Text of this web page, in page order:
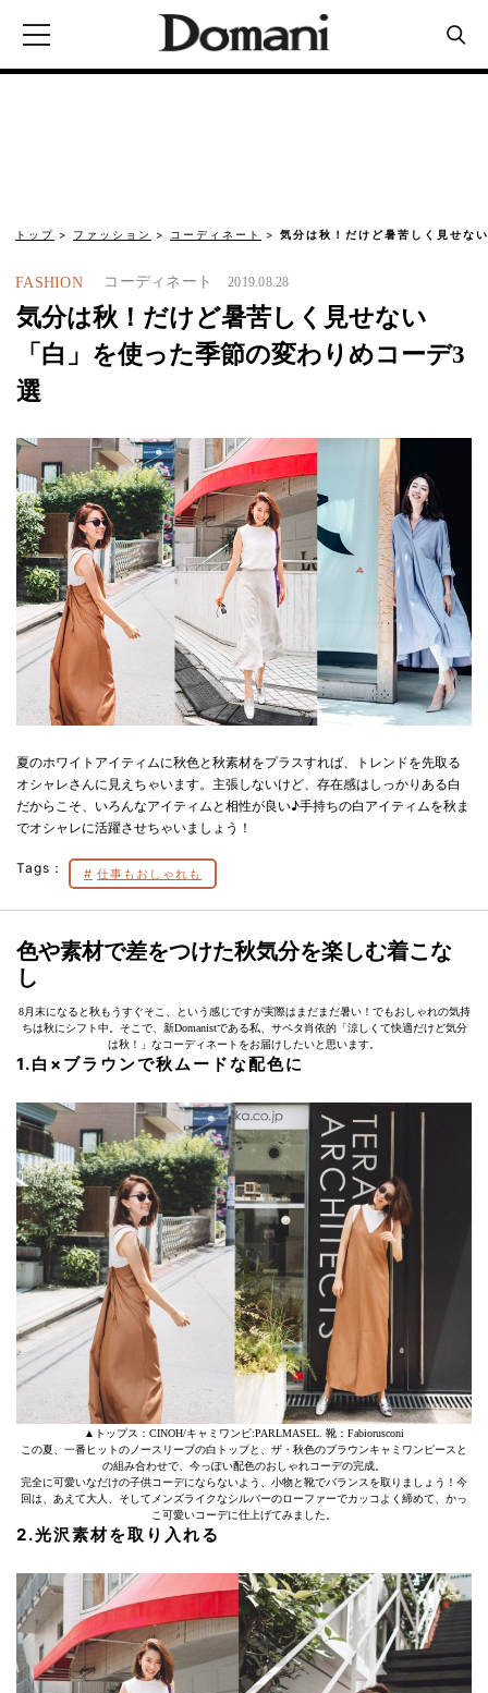
トップ ファッション コーディネート 気分は秋！だけど暑苦しく見せな
FASHION コーディネート 2019.08.28
気分は秋！だけど暑苦しく見せない
「白」を使った季節の変わりめコーデ3
選
夏のホワイトアイティムに秋色と秋素材をプラスすれば、トレンドを先取る
オシャレさんに見えちゃいます。主張しないけど、存在感はしっかりある白
だからこそ、いろんなアイティムと相性が良い♪手持ちの白アイティムを秋ま
でオシャレに活躍させちゃいましょう！
Tags： 仕事もおしゃれも
色や素材で差をつけた秋気分を楽しむ着こな
し
8月末になると秋もうすぐそこ、という感じですが実際はまだまだ暑い！でもおしゃれの気持
ちは秋にシフト中。そこで、新Domanistである私、サペタ肖依的「涼しくて快適だけど気分
は秋！」なコーディネートをお届けしたいと思います。
1.白×ブラウンで秋ムードな配色に
▲トップス：CINOH/キャミワンピ:PARLMASEL. 靴：Fabiorusconi
この夏、一番ヒットのノースリーブの白トップと、ザ・秋色のブラウンキャミワンピースと
の組み合わせで、今っぽい配色のおしゃれコーデの完成。
完全に可愛いなだけの子供コーデにならないよう、小物と靴でバランスを取りましょう！今
回は、あえて大人、そしてメンズライクなシルバーのローファーでカッコよく締めて、かっ
こ可愛いコーデに仕上げてみました。
2.光沢素材を取り入れる